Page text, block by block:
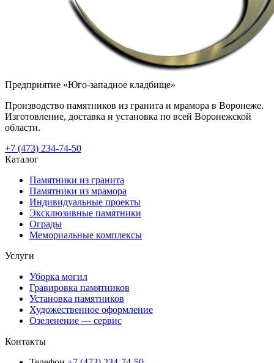
Предприятие «Юго-западное кладбище»
Производство памятников из гранита и мрамора в Воронеже.
Изготовление, доставка и установка по всей Воронежской
области.
+7 (473) 234-74-50
Каталог
Памятники из гранита
Памятники из мрамора
Индивидуальные проекты
Эксклюзивные памятники
Ограды
Мемориальные комплексы
Услуги
Уборка могил
Гравировка памятников
Установка памятников
Художественное оформление
Озеленение — сервис
Контакты